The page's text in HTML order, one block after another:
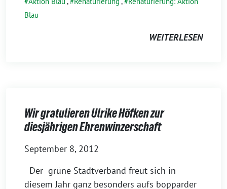
Blau
WEITERLESEN
Wir gratulieren Ulrike Höfken zur
diesjährigen Ehrenwinzerschaft
September 8, 2012
Der grüne Stadtverband freut sich in
diesem Jahr ganz besonders aufs bopparder